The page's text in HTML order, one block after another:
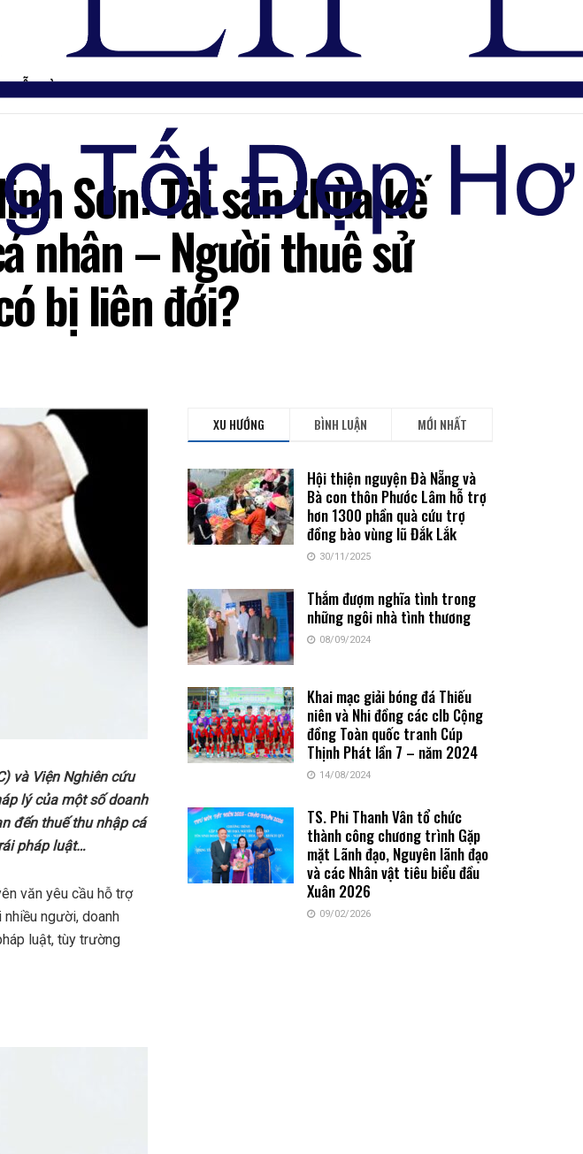
DIỄN ĐÀN Đăng nhập
Sơn: Tài sản thừa kế
nhân – Người thuê sử
bị liên đới?
và Viện Nghiên cứu
lý của một số doanh
đến thuế thu nhập cá
pháp luật…
văn yêu cầu hỗ trợ
nhiều người, doanh
luật, tùy trường
XU HƯỚNG BÌNH LUẬN MỚI NHẤT
Hội thiện nguyện Đà Nẵng và
Bà con thôn Phước Lâm hỗ trợ
hơn 1300 phần quà cứu trợ
đồng bào vùng lũ Đắk Lắk
30/11/2025
Thắm đượm nghĩa tình trong
những ngôi nhà tình thương
08/09/2024
Khai mạc giải bóng đá Thiếu
niên và Nhi đồng các clb Cộng
đồng Toàn quốc tranh Cúp
Thịnh Phát lần 7 – năm 2024
14/08/2024
TS. Phi Thanh Vân tổ chức
thành công chương trình Gặp
mặt Lãnh đạo, Nguyên lãnh đạo
và các Nhân vật tiêu biểu đầu
Xuân 2026
09/02/2026